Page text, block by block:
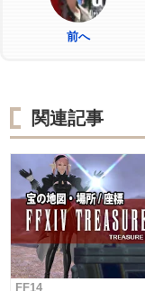
前へ
関連記事
FF14